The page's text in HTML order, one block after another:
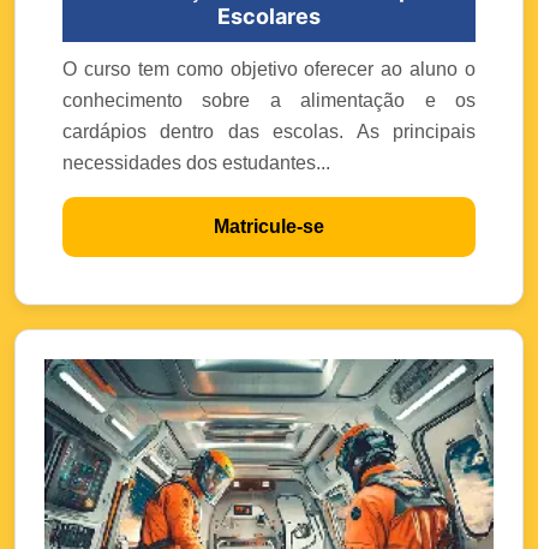
Escolares
O curso tem como objetivo oferecer ao aluno o
conhecimento sobre a alimentação e os
cardápios dentro das escolas. As principais
necessidades dos estudantes...
Matricule-se